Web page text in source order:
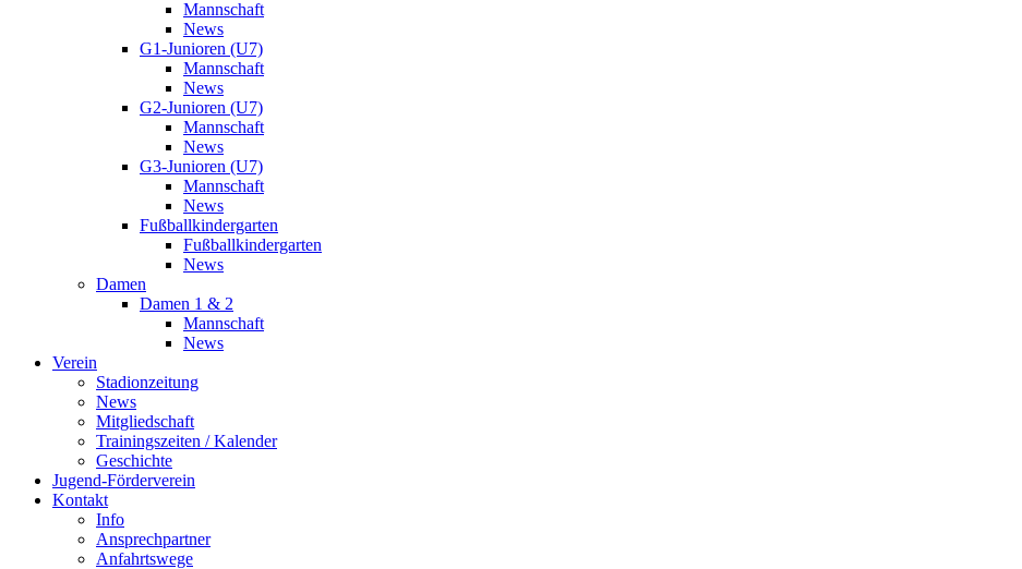
Mannschaft
News
G1-Junioren (U7)
Mannschaft
News
G2-Junioren (U7)
Mannschaft
News
G3-Junioren (U7)
Mannschaft
News
Fußballkindergarten
Fußballkindergarten
News
Damen
Damen 1 & 2
Mannschaft
News
Verein
Stadionzeitung
News
Mitgliedschaft
Trainingszeiten / Kalender
Geschichte
Jugend-Förderverein
Kontakt
Info
Ansprechpartner
Anfahrtswege